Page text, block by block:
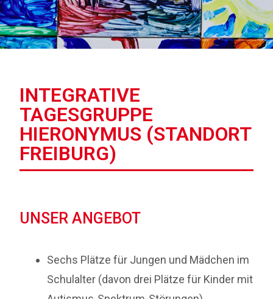
INTEGRATIVE
TAGESGRUPPE
HIERONYMUS (STANDORT
FREIBURG)
UNSER ANGEBOT
Sechs Plätze für Jungen und Mädchen im
Schulalter (davon drei Plätze für Kinder mit